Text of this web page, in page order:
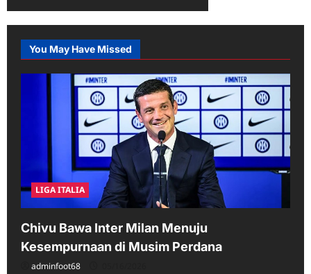
Baru
Spalletti
pagination
You May Have Missed
LIGA ITALIA
Chivu Bawa Inter Milan Menuju
Kesempurnaan di Musim Perdana
adminfoot68